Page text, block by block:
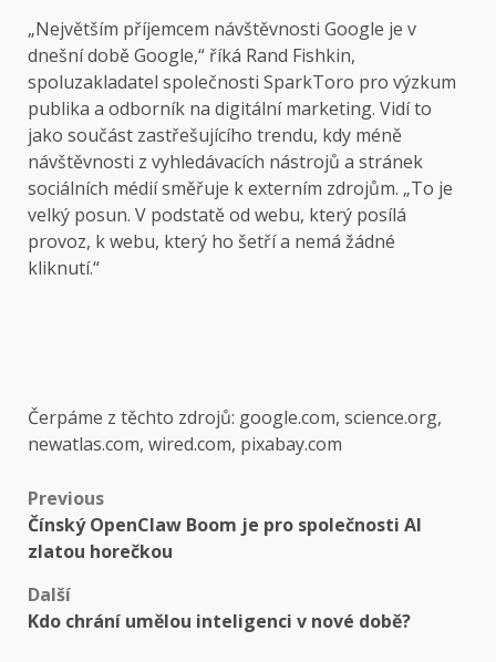
„Největším příjemcem návštěvnosti Google je v
dnešní době Google,“ říká Rand Fishkin,
spoluzakladatel společnosti SparkToro pro výzkum
publika a odborník na digitální marketing. Vidí to
jako součást zastřešujícího trendu, kdy méně
návštěvnosti z vyhledávacích nástrojů a stránek
sociálních médií směřuje k externím zdrojům. „To je
velký posun. V podstatě od webu, který posílá
provoz, k webu, který ho šetří a nemá žádné
kliknutí.“
Čerpáme z těchto zdrojů: google.com, science.org,
newatlas.com, wired.com, pixabay.com
Post
navigation
Previous
Čínský OpenClaw Boom je pro společnosti AI
zlatou horečkou
Další
Kdo chrání umělou inteligenci v nové době?